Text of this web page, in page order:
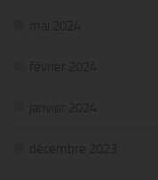
mai 2024
février 2024
janvier 2024
décembre 2023